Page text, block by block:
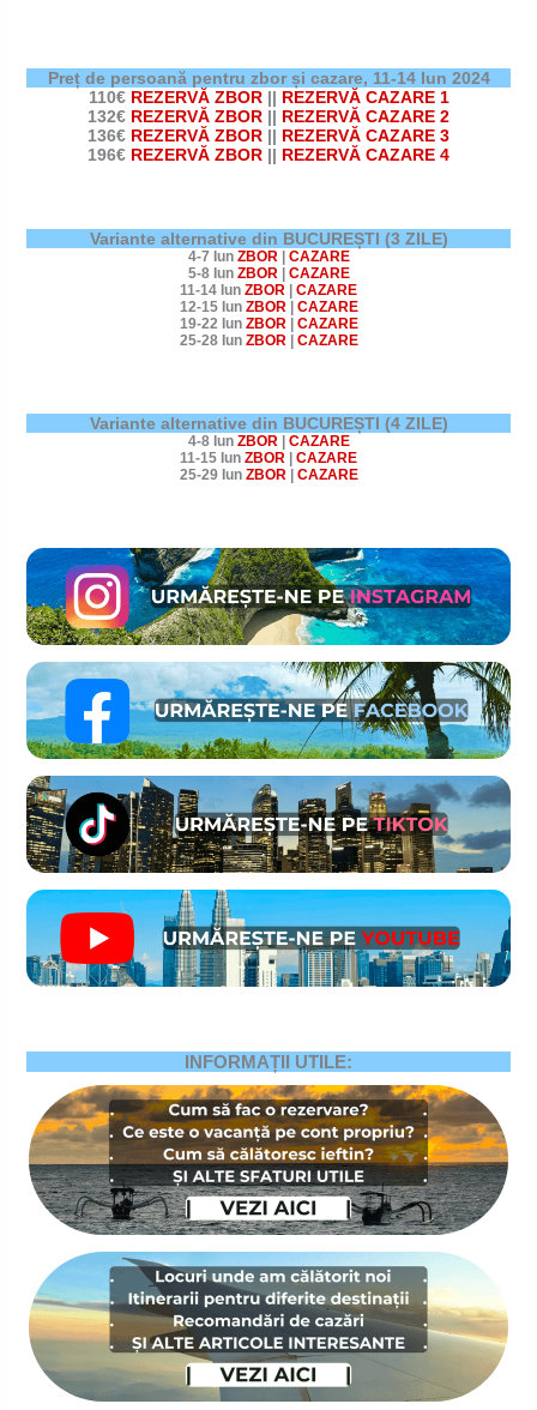
Preț de persoană pentru zbor și cazare, 11-14 Iun 2024
110€ REZERVĂ ZBOR|| REZERVĂ CAZARE 1
132€ REZERVĂ ZBOR || REZERVĂ CAZARE 2
136€ REZERVĂ ZBOR || REZERVĂ CAZARE 3
196€ REZERVĂ ZBOR || REZERVĂ CAZARE 4
Variante alternative din BUCUREȘTI (3 ZILE)
4-7 Iun ZBOR | CAZARE
5-8 Iun ZBOR | CAZARE
11-14 Iun ZBOR | CAZARE
12-15 Iun ZBOR | CAZARE
19-22 Iun ZBOR | CAZARE
25-28 Iun ZBOR | CAZARE
Variante alternative din BUCUREȘTI (4 ZILE)
4-8 Iun ZBOR | CAZARE
11-15 Iun ZBOR | CAZARE
25-29 Iun ZBOR | CAZARE
INFORMAȚII UTILE: